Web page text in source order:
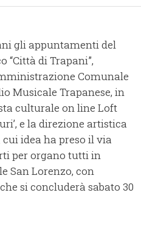
gli appuntamenti del
“Città di Trapani”,
Comunale
Musicale Trapanese, in
culturale on line Loft
e la direzione artistica
idea ha preso il via
per organo tutti in
San Lorenzo, con
si concluderà sabato 30